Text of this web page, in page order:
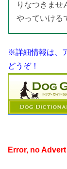
りなつきませ
やっていける
※詳細情報は、
どうぞ！
Error, no